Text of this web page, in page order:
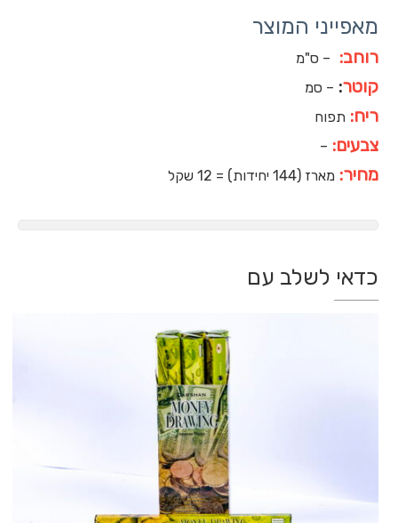
מאפייני המוצר
רוחב: – ס"מ
קוטר: – סמ
ריח: תפוח
צבעים: –
מחיר: מארז (144 יחידות) = 12 שקל
כדאי לשלב עם